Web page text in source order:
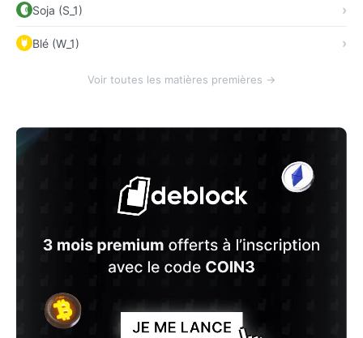
Soja (S_1)
Blé (W_1)
Voir toutes les matières premières →